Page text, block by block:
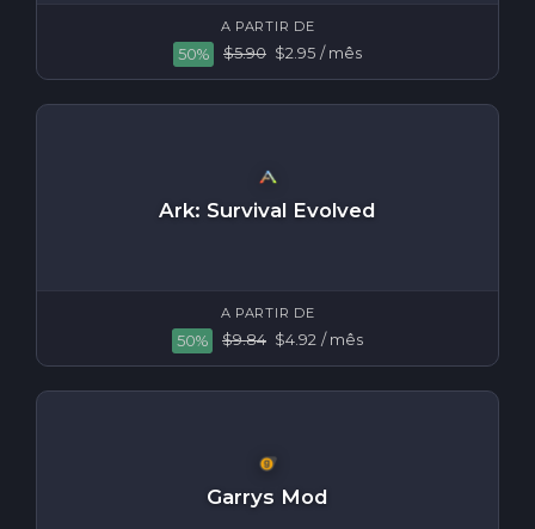
A PARTIR DE
50% $5.90 $2.95 / mês
Ark: Survival Evolved
A PARTIR DE
50% $9.84 $4.92 / mês
Garrys Mod